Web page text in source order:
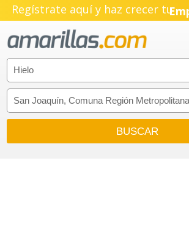
Regístrate aquí y haz crecer tu